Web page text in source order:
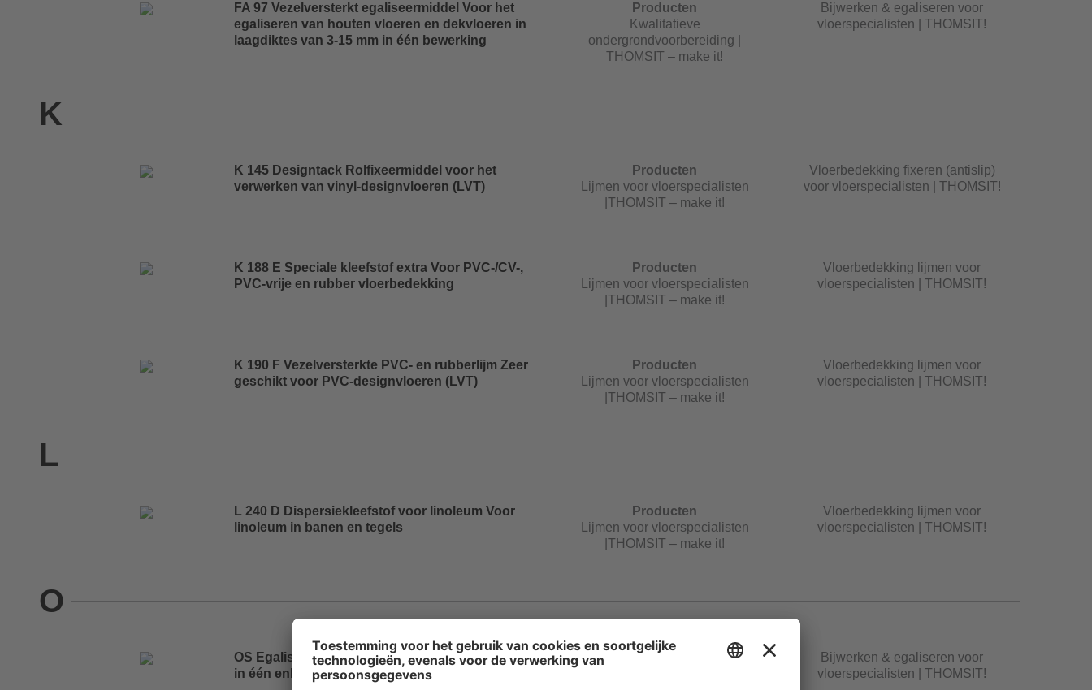
FA 97 Vezelversterkt egaliseermiddel Voor het
egaliseren van houten vloeren en dekvloeren in
laagdiktes van 3-15 mm in één bewerking
Producten
Kwalitatieve
ondergrondvoorbereiding |
THOMSIT – make it!
Bijwerken & egaliseren voor
vloerspecialisten | THOMSIT!
K
K 145 Designtack Rolfixeermiddel voor het
verwerken van vinyl-designvloeren (LVT)
Producten
Lijmen voor vloerspecialisten
|THOMSIT – make it!
Vloerbedekking fixeren (antislip)
voor vloerspecialisten | THOMSIT!
K 188 E Speciale kleefstof extra Voor PVC-/CV-,
PVC-vrije en rubber vloerbedekking
Producten
Lijmen voor vloerspecialisten
|THOMSIT – make it!
Vloerbedekking lijmen voor
vloerspecialisten | THOMSIT!
K 190 F Vezelversterkte PVC- en rubberlijm Zeer
geschikt voor PVC-designvloeren (LVT)
Producten
Lijmen voor vloerspecialisten
|THOMSIT – make it!
Vloerbedekking lijmen voor
vloerspecialisten | THOMSIT!
L
L 240 D Dispersiekleefstof voor linoleum Voor
linoleum in banen en tegels
Producten
Lijmen voor vloerspecialisten
|THOMSIT – make it!
Vloerbedekking lijmen voor
vloerspecialisten | THOMSIT!
O
OS Egaliseermiddel Voor het egaliseren tot 10 mm
in één enkele arbeidsgang
Producten
Bijwerken & egaliseren voor
vloerspecialisten | THOMSIT!